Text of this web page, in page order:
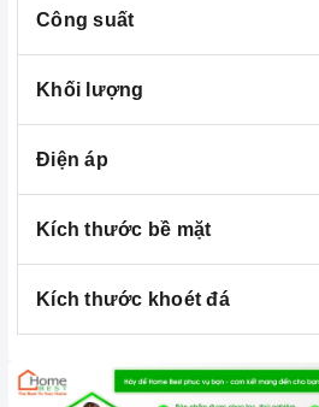
Chúng tôi không chỉ biết bán mà
sản phẩm và các dịch vụ sau bán
cấp và phân phối các thiết bị nhà
và bảo dưỡng sản phẩm luôn được
Công suất
Khối lượng
Điện áp
Kích thước bề mặt
Kích thước khoét đá